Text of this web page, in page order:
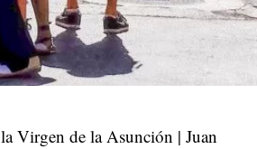
Virgen de la Asunción | Juan